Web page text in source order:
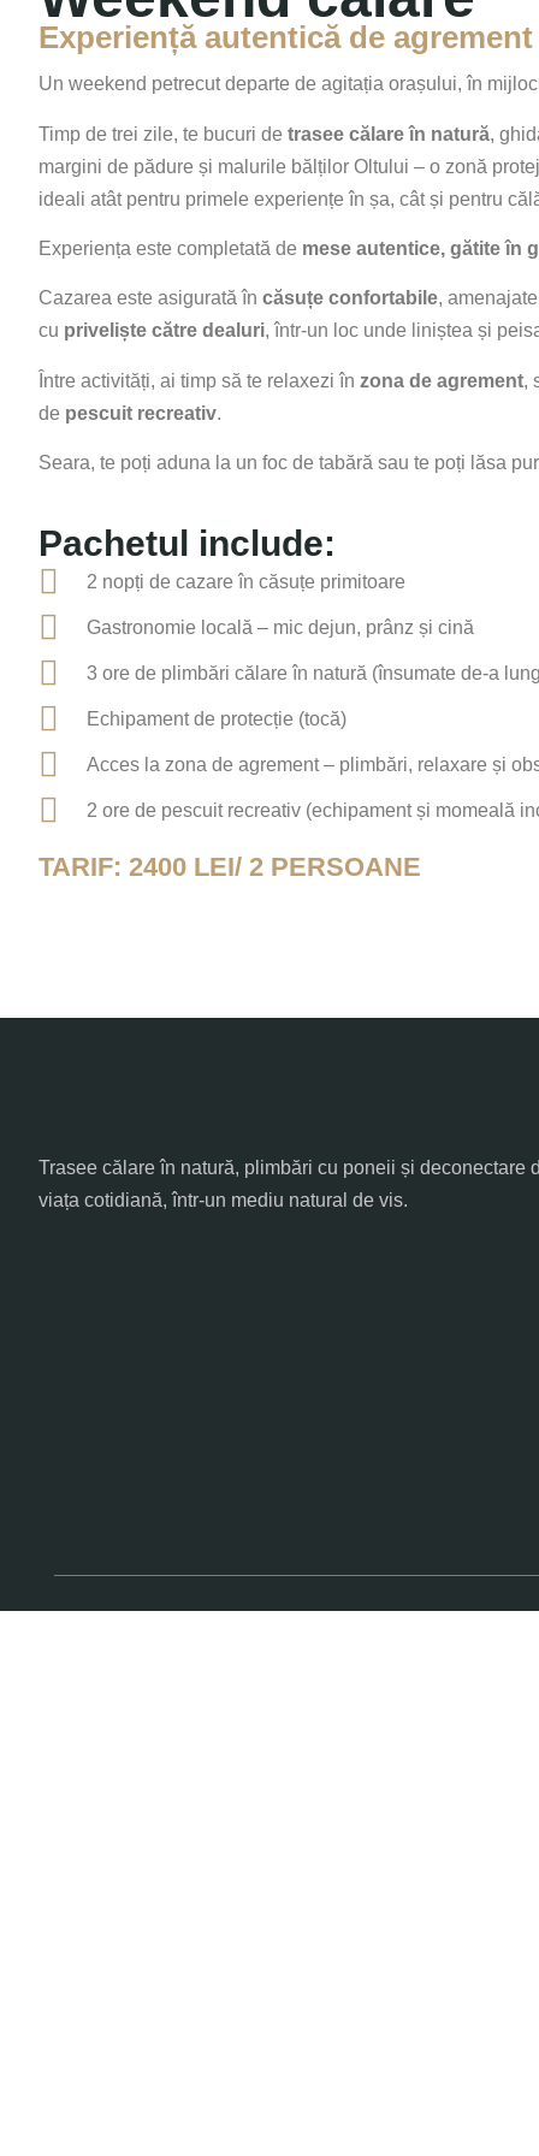
Experiență autentică de agrement
Un weekend petrecut departe de agitația orașului, în
Timp de trei zile, te bucuri de trasee călare în natură,
margini de pădure și malurile bălților Oltului – o zonă
ideali atât pentru primele experiențe în șa, cât și pentru
Experiența este completată de mese autentice, gătite în
Cazarea este asigurată în căsuțe confortabile,
cu priveliște către dealuri, într-un loc unde liniștea și
Între activități, ai timp să te relaxezi în zona de agrement,
de pescuit recreativ.
Seara, te poți aduna la un foc de tabără sau te poți lăsa
Pachetul include:
2 nopți de cazare în căsuțe primitoare
Gastronomie locală – mic dejun, prânz și cină
3 ore de plimbări călare în natură (însumate de-a
Echipament de protecție (tocă)
Acces la zona de agrement – plimbări, relaxare și
2 ore de pescuit recreativ (echipament și momeală
TARIF: 2400 LEI/ 2 PERSOANE
Trasee călare în natură, plimbări cu poneii și deconectare
viața cotidiană, într-un mediu natural de vis.